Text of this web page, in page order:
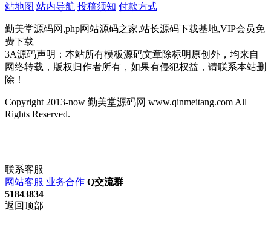
站地图 站内导航 投稿须知 付款方式
勤美堂源码网,php网站源码之家,站长源码下载基地,VIP会员免
费下载
3A源码声明：本站所有模板源码文章除标明原创外，均来自
网络转载，版权归作者所有，如果有侵犯权益，请联系本站删
除！
Copyright 2013-now 勤美堂源码网 www.qinmeitang.com All
Rights Reserved.
联系客服
网站客服 业务合作 Q交流群
51843834
返回顶部